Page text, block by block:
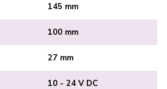
145 mm
100 mm
27 mm
10 - 24 V DC